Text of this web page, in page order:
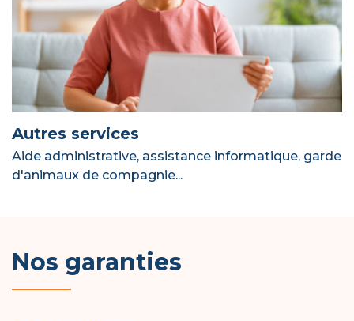
Autres services
Aide administrative, assistance informatique, garde
d'animaux de compagnie...
Nos garanties